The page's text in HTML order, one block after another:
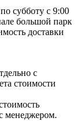
субботу с 9:00
большой парк
доставки
с
стоимости
менеджером.